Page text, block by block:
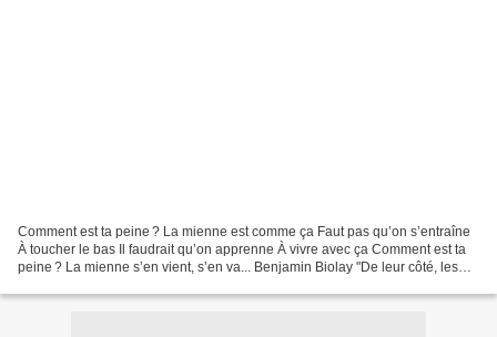
Comment est ta peine ? La mienne est comme ça Faut pas qu’on s’entraîne
À toucher le bas Il faudrait qu’on apprenne À vivre avec ça Comment est ta
peine ? La mienne s’en vient, s’en va... Benjamin Biolay "De leur côté, les